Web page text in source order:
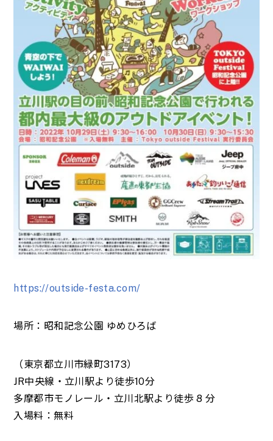
https://outside-festa.com/
場所：昭和記念公園 ゆめひろば
（東京都立川市緑町3173）
JR中央線・立川駅より徒歩10分
多摩都市モノレール・立川北駅より徒歩 8 分
入場料：無料